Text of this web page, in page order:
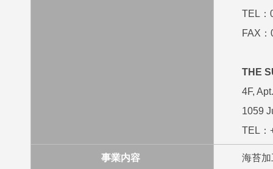
TEL：
FAX
THE
4F,
1059
TEL：
事業内容
海苔